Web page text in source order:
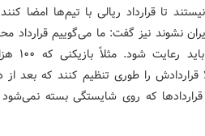
تا قرارداد ریالی با تیم‌ها امضا
نشوند نیز گفت: ما می‌گوییم قرارداد
به صورت ریالی
را طوری تنظیم کنند که بعد از
که روی شایستگی بسته نمی‌شود